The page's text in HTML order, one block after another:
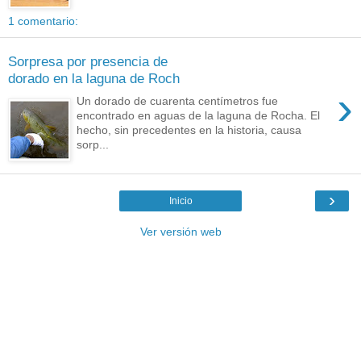
1 comentario:
Sorpresa por presencia de
dorado en la laguna de Roch
›
Un dorado de cuarenta centímetros fue
encontrado en aguas de la laguna de Rocha. El
hecho, sin precedentes en la historia, causa
sorp...
›
Inicio
Ver versión web